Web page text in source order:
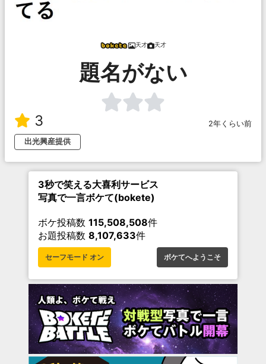
天才 天才
題名がない
3
2年くらい前
出光興産提供
3秒で笑える大喜利サービス
写真で一言ボケて(bokete)
ボケ投稿数 115,508,508件
お題投稿数 8,107,633件
セーフモード オン ボケてへようこそ